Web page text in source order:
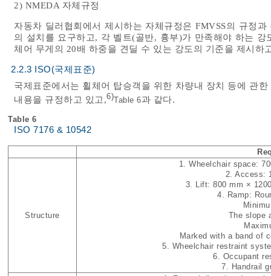
2) NMEDA 자체규정
자동차 딜러협회에서 제시하는 자체규정은 FMVSS의 규정
의 설치를 요구하고, 각 벨트(골반, 흉부)가 만족해야 하는
체어 무게의 20배 하중을 견딜 수 있는 강도의 기준을 제시하
2.2.3 ISO(국제표준)
국제표준에서는 휠체어 탑승객을 위한 차량내 장치 등에 관
내용을 규정하고 있고,6)Table 6과 같다.
Table 6
ISO 7176 & 10542
Structure
1. Wheelchair space:
2. Access:
3. Lift: 800 mm ×
4. Ramp:
The slope
Marked with a band of
5. Wheelchair restraint
6. Occupant
7. Handrail